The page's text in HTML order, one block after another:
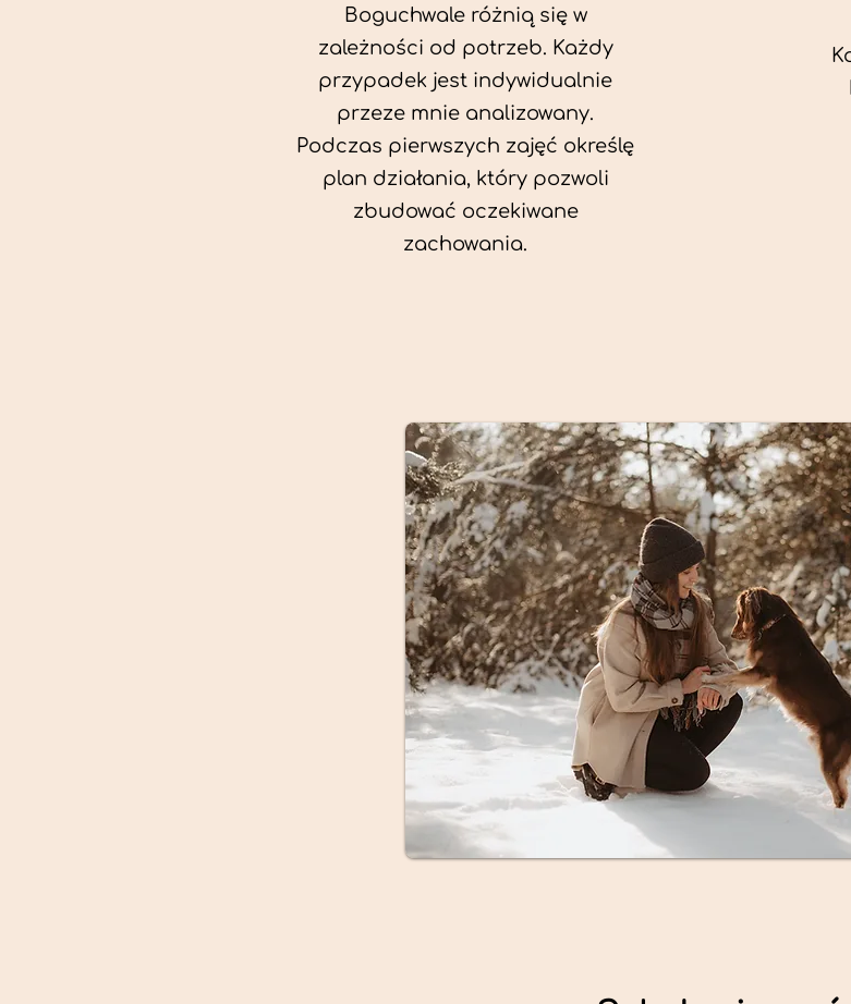
Boguchwale różnią się w
zależności od potrzeb. Każdy
przypadek jest indywidualnie
przeze mnie analizowany.
Podczas pierwszych zajęć określę
plan działania, który pozwoli
zbudować oczekiwane
zachowania.